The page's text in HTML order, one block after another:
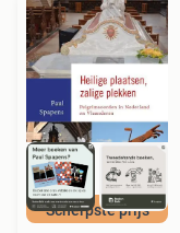
Scherpste prijs